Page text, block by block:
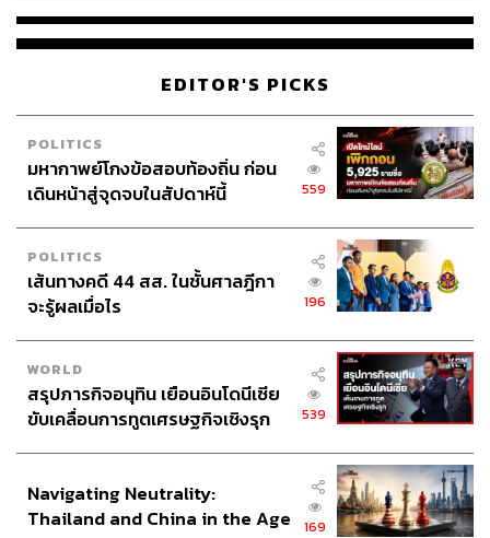
EDITOR'S PICKS
POLITICS
มหากาพย์โกงข้อสอบท้องถิ่น ก่อน
เดินหน้าสู่จุดจบในสัปดาห์นี้
559
POLITICS
เส้นทางคดี 44 สส. ในชั้นศาลฎีกา
จะรู้ผลเมื่อไร
196
WORLD
สรุปภารกิจอนุทิน เยือนอินโดนีเซีย
ขับเคลื่อนการทูตเศรษฐกิจเชิงรุก
539
Navigating Neutrality:
Thailand and China in the Age
169